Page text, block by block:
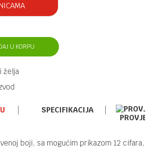
U KORPU
želja
SPECIFIKACIJA
boji, sa mogućim prikazom 12 cifara,